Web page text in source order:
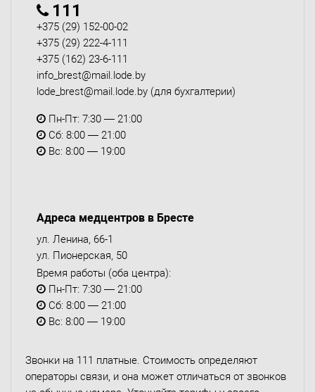
111
+375 (29) 152-00-02
+375 (29) 222-4-111
+375 (162) 23-6-111
info_brest@mail.lode.by
lode_brest@mail.lode.by (для бухгалтерии)
Пн-Пт: 7:30 — 21:00
Сб: 8:00 — 21:00
Вс: 8:00 — 19:00
Адреса медцентров в Бресте
ул. Ленина, 66-1
ул. Пионерская, 50
Время работы (оба центра):
Пн-Пт: 7:30 — 21:00
Сб: 8:00 — 21:00
Вс: 8:00 — 19:00
Звонки на 111 платные. Стоимость определяют
операторы связи, и она может отличаться от звонков